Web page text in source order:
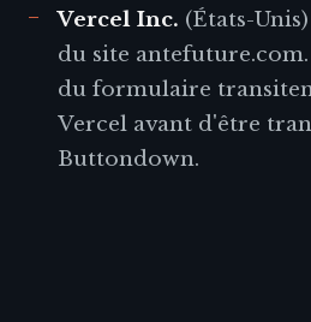
Vercel Inc. (États-
du site
du formulaire
Vercel avant d'être
Buttondown.